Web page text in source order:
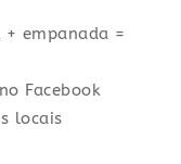
empanada =
Facebook
locais